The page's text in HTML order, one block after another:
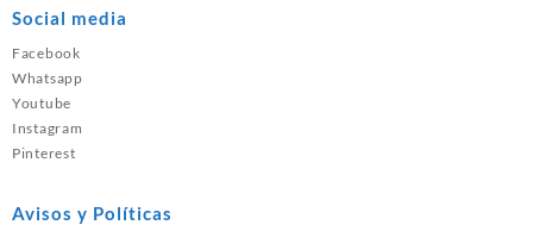
Social media
Facebook
Whatsapp
Youtube
Instagram
Pinterest
Avisos y Políticas